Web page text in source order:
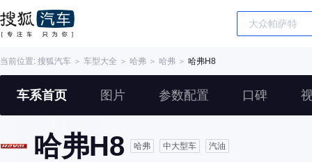
当前位置: 搜狐汽车 ＞ 车型大全 ＞ 哈弗 ＞ 哈弗 ＞ 哈弗H8
车系首页 图片 参数配置 口碑
哈弗H8 哈弗 中大型车 汽油